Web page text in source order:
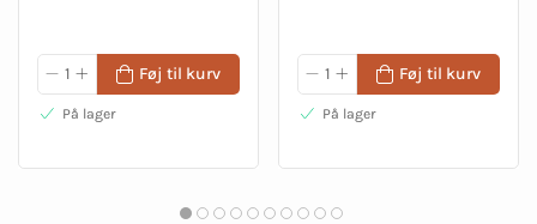
Føj til kurv
På lager
Føj til kurv
På lager